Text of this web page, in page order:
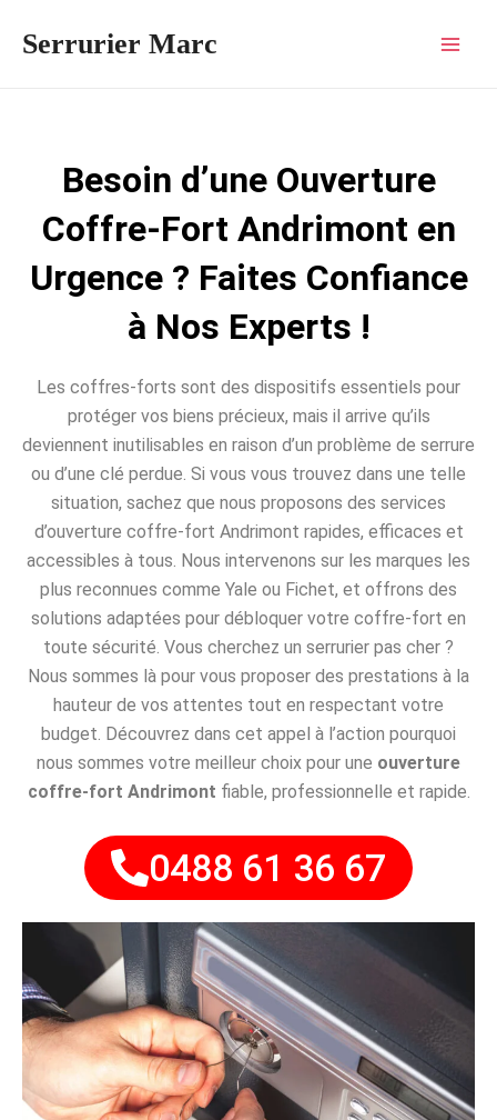
Serrurier Marc
Besoin d’une Ouverture
Coffre-Fort Andrimont en
Urgence ? Faites Confiance
à Nos Experts !
Les coffres-forts sont des dispositifs essentiels pour
protéger vos biens précieux, mais il arrive qu’ils
deviennent inutilisables en raison d’un problème de serrure
ou d’une clé perdue. Si vous vous trouvez dans une telle
situation, sachez que nous proposons des services
d’ouverture coffre-fort Andrimont rapides, efficaces et
accessibles à tous. Nous intervenons sur les marques les
plus reconnues comme Yale ou Fichet, et offrons des
solutions adaptées pour débloquer votre coffre-fort en
toute sécurité. Vous cherchez un serrurier pas cher ?
Nous sommes là pour vous proposer des prestations à la
hauteur de vos attentes tout en respectant votre
budget. Découvrez dans cet appel à l’action pourquoi
nous sommes votre meilleur choix pour une ouverture
coffre-fort Andrimont fiable, professionnelle et rapide.
0488 61 36 67